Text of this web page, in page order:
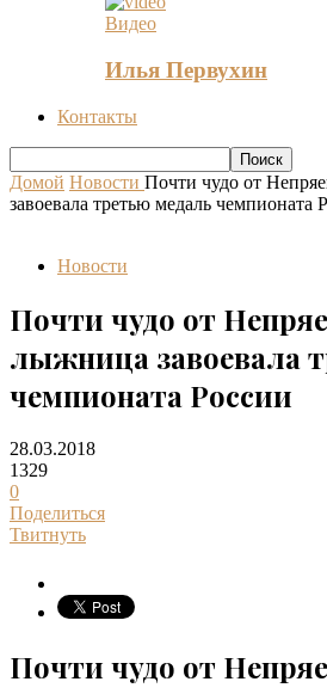
Видео
Илья Первухин
Контакты
Домой Новости Почти чудо от
завоевала третью медаль чемпионата
Новости
Почти чудо от
лыжница завоевала
чемпионата России
28.03.2018
1329
0
Поделиться
Твитнуть
Почти чудо от